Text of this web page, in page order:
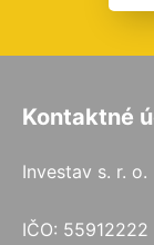
Kontaktné
Investav s. r. o.
IČO: 55912222